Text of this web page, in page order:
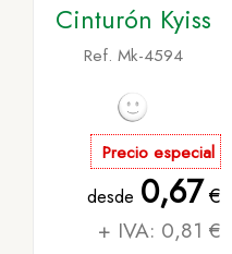
Cinturón Kyiss
Ref. Mk-4594
Precio especial
desde 0,67 €
+ IVA: 0,81 €